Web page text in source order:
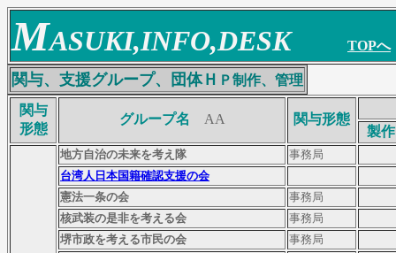
MASUKI,INFO,DESK TOPへ
関与、支援グループ、 団体Ｈ Ｐ制作、管理
関与
形態
グループ名 AA
関与形態
製作
地方自治の未来を考え隊
事務局
台湾人日本国籍確認支援の会
憲法一条の会
事務局
核武装の是非を考える会
事務局
堺市政を考える市民の会
事務局